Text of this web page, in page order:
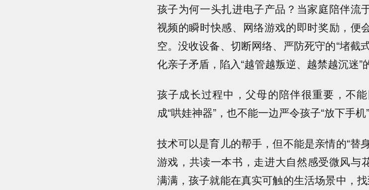
孩子为何一头扎进电子产品？当家庭陪伴流
视频的瞬时快感、网络游戏的即时奖励，便
空。没收设备、切断网络、严防死守的“堵截
化亲子矛盾，陷入“越管越叛逆、越禁越沉迷”的
孩子成长过程中，父母的陪伴很重要，不
成“哄娃神器”，也不能一边严令孩子“放下手机
技术可以是育儿的帮手，但不能是亲情的“替
游戏，共读一本书，走进大自然感受微风
满满，孩子就能在真实可触的生活场景中，找